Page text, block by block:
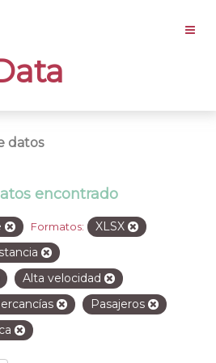
datos
encontrado
Formatos: XLSX
Alta velocidad
Pasajeros